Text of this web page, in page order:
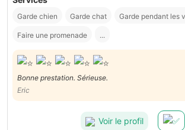
Garde chien Garde chat Garde pendant les
Faire une promenade ...
Bonne prestation. Sérieuse.
Eric
Voir le profil